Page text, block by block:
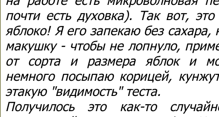
почти есть духовка). Так вот,
яблоко! Я его запекаю без сахара,
макушку - чтобы не лопнуло,
от сорта и размера яблок и
немного посыпаю корицей,
этакую "видимость" теста.
Получилось это как-то